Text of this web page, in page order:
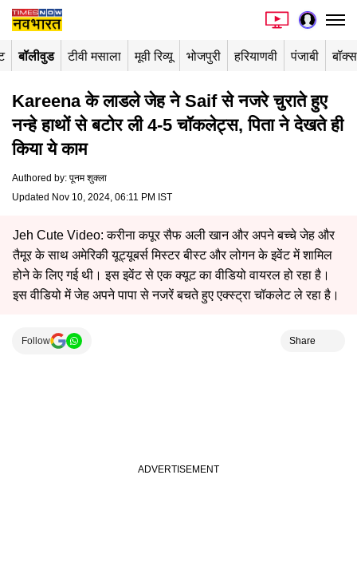
बॉलीवुड टीवी मसाला मूवी रिव्यू भोजपुरी हरियाणवी पंजाबी
Kareena के लाडले जेह ने Saif से नजरे चुराते हुए
नन्हे हाथों से बटोर ली 4-5 चॉकलेट्स, पिता ने देखते ही
किया ये काम
Authored by: पूनम शुक्ला
Updated Nov 10, 2024, 06:11 PM IST
Jeh Cute Video: करीना कपूर सैफ अली खान और अपने बच्चे जेह और
तैमूर के साथ अमेरिकी यूट्यूबर्स मिस्टर बीस्ट और लोगन के इवेंट में शामिल
होने के लिए गई थी। इस इवेंट से एक क्यूट का वीडियो वायरल हो रहा है।
इस वीडियो में जेह अपने पापा से नजरें बचते हुए एक्स्ट्रा चॉकलेट ले रहा है।
Follow Share